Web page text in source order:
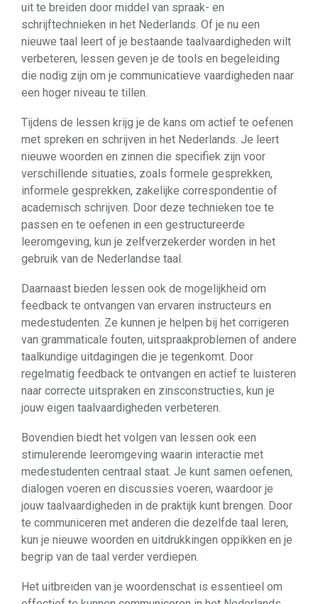
uit te breiden door middel van spraak- en
schrijftechnieken in het Nederlands. Of je nu een
nieuwe taal leert of je bestaande taalvaardigheden wilt
verbeteren, lessen geven je de tools en begeleiding
die nodig zijn om je communicatieve vaardigheden naar
een hoger niveau te tillen.
Tijdens de lessen krijg je de kans om actief te oefenen
met spreken en schrijven in het Nederlands. Je leert
nieuwe woorden en zinnen die specifiek zijn voor
verschillende situaties, zoals formele gesprekken,
informele gesprekken, zakelijke correspondentie of
academisch schrijven. Door deze technieken toe te
passen en te oefenen in een gestructureerde
leeromgeving, kun je zelfverzekerder worden in het
gebruik van de Nederlandse taal.
Daarnaast bieden lessen ook de mogelijkheid om
feedback te ontvangen van ervaren instructeurs en
medestudenten. Ze kunnen je helpen bij het corrigeren
van grammaticale fouten, uitspraakproblemen of andere
taalkundige uitdagingen die je tegenkomt. Door
regelmatig feedback te ontvangen en actief te luisteren
naar correcte uitspraken en zinsconstructies, kun je
jouw eigen taalvaardigheden verbeteren.
Bovendien biedt het volgen van lessen ook een
stimulerende leeromgeving waarin interactie met
medestudenten centraal staat. Je kunt samen oefenen,
dialogen voeren en discussies voeren, waardoor je
jouw taalvaardigheden in de praktijk kunt brengen. Door
te communiceren met anderen die dezelfde taal leren,
kun je nieuwe woorden en uitdrukkingen oppikken en je
begrip van de taal verder verdiepen.
Het uitbreiden van je woordenschat is essentieel om